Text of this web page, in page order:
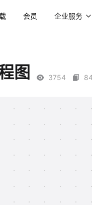
会员 企业服务
图 3754 84